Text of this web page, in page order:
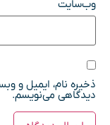
وب‌سایت
ذخیره نام، ایمیل و
دیدگاهی می‌نویسم.